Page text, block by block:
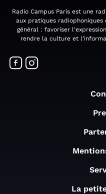
Radio Campus Paris est une
aux pratiques
général : favoriser
rendre la culture et
La